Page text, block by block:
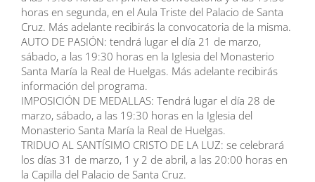
horas en segunda, en el Aula Triste del Palacio de Santa
Cruz. Más adelante recibirás la convocatoria de la misma.
AUTO DE PASIÓN: tendrá lugar el día 21 de marzo,
sábado, a las 19:30 horas en la Iglesia del Monasterio
Santa María la Real de Huelgas. Más adelante recibirás
información del programa.
IMPOSICIÓN DE MEDALLAS: Tendrá lugar el día 28 de
marzo, sábado, a las 19:30 horas en la Iglesia del
Monasterio Santa María la Real de Huelgas.
TRIDUO AL SANTÍSIMO CRISTO DE LA LUZ: se celebrará
los días 31 de marzo, 1 y 2 de abril, a las 20:00 horas en
la Capilla del Palacio de Santa Cruz.